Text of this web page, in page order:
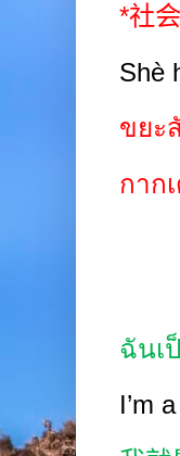
*社
Shè
ขยะ
กาก
ฉันเ
I’m